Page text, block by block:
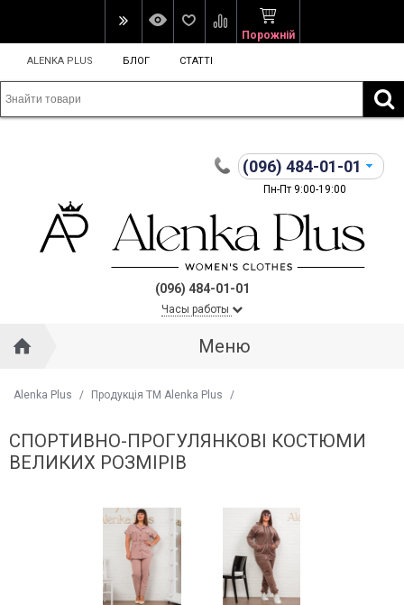
Порожній
ALENKA PLUS БЛОГ СТАТТІ
(096) 484-01-01
Пн-Пт 9:00-19:00
(096) 484-01-01
Часы работы
Меню
Alenka Plus / Продукція ТМ Alenka Plus /
СПОРТИВНО-ПРОГУЛЯНКОВІ КОСТЮМИ
ВЕЛИКИХ РОЗМІРІВ